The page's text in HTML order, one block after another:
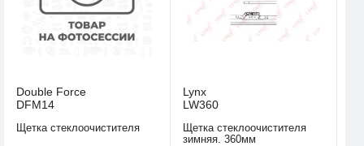
Double Force
DFM14
Щетка стеклоочистителя
Lynx
LW360
Щетка стеклоочистителя
зимняя. 360мм